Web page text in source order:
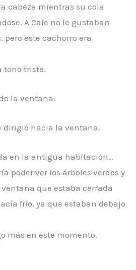
cabeza mientras su cola
A Cale no le gustaban
este cachorro era
tono triste.
la ventana.
dirigió hacia la ventana.
en la antigua habitación…
poder ver los árboles verdes y
que estaba cerrada
frío, ya que estaban debajo
más en este momento.